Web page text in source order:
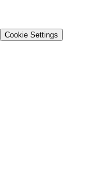
Cookie Settings